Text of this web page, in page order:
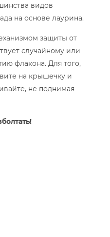
видов
на основе лаурина.
защиты от
случайному или
флакона. Для того,
на крышечку и
не поднимая